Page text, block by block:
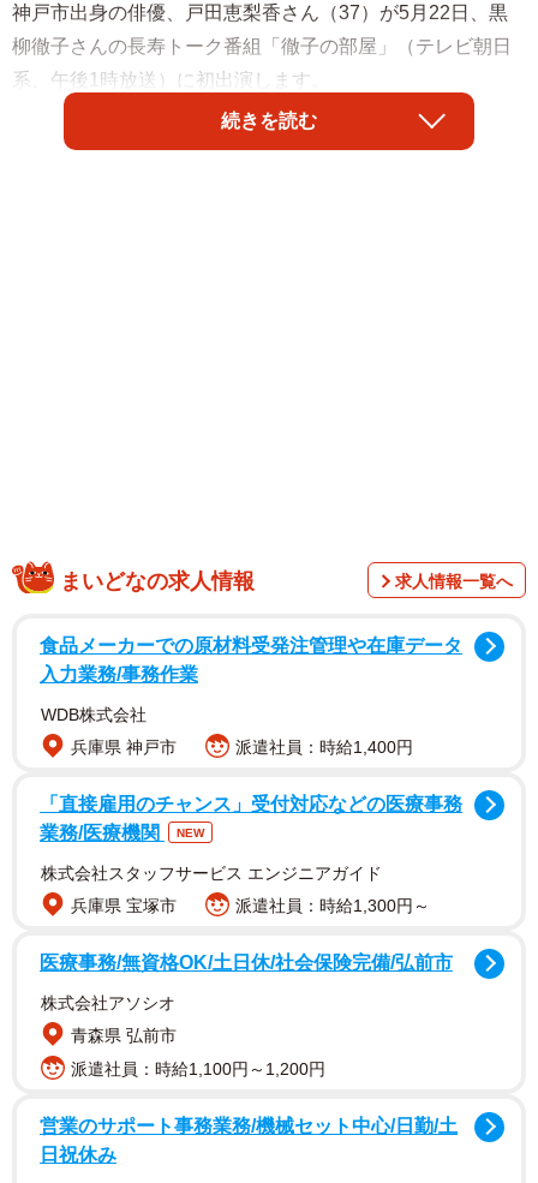
神戸市出身の俳優、戸田恵梨香さん（37）が5月22日、黒
柳徹子さんの長寿トーク番組「徹子の部屋」（テレビ朝日
系、午後1時放送）に初出演します。
「六星占術」「大殺界」などでメディアを席巻した占い
師、細木数子さんがモデルのドラマ「地獄に堕ちるわよ」
ん。デビュー作のNHK朝ドラ「オードリー」（2000年後
期）では、ヒロインの養母に扮する大竹しのぶさんの少女
時代を演じ、人気を博しました。のちに朝ドラ「スカーレ
ット」（2019年後期）でヒロインを務めた際には、自身の
また、2020年ごろ亡くなった父は少林寺拳法の師範で、礼
続きを読む
まいどなの求人情報 求人情報一覧へ
食品メーカーでの原材料受発注管理や在庫データ
入力業務/事務作業
WDB株式会社
兵庫県 神戸市
派遣社員：時給1,400円
「直接雇用のチャンス」受付対応などの医療事務
業務/医療機関
NEW
株式会社スタッフサービス エンジニアガイド
兵庫県 宝塚市
派遣社員：時給1,300円～
医療事務/無資格OK/土日休/社会保険完備/弘前市
株式会社アソシオ
青森県 弘前市
派遣社員：時給1,100円～1,200円
営業のサポート事務業務/機械セット中心/日勤/土
日祝休み